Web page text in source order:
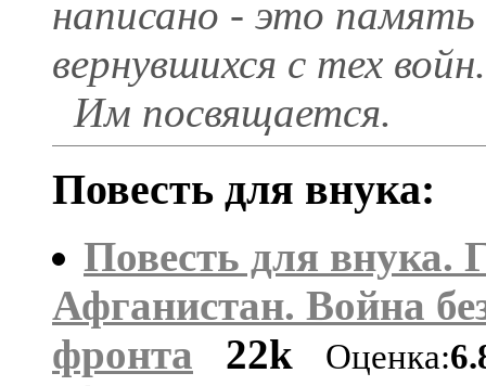
написано - это
вернувшихся с тех войн.
Им посвящается.
Повесть для внука:
Повесть для внука.
Афганистан. Война
фронта
22k Оценка: